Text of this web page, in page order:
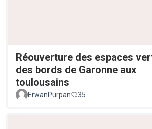
Réouverture des espaces
des bords de Garonne aux
toulousains
ErwanPurpan 35